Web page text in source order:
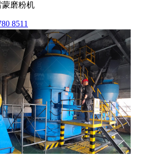
蒙磨粉机
8511